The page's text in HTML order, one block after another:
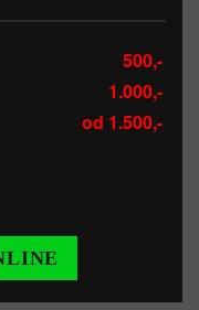
500,-
1.000,-
od 1.500,-